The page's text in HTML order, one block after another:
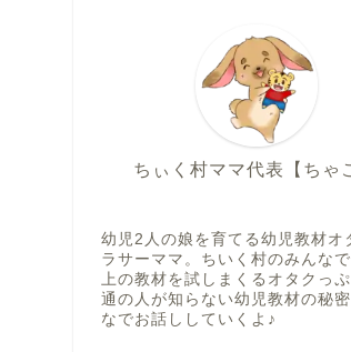
ちぃく村ママ代表【ちゃ
幼児2人の娘を育てる幼児教材オ
ラサーママ。ちいく村のみんな
上の教材を試しまくるオタクっ
通の人が知らない幼児教材の秘
なでお話ししていくよ♪